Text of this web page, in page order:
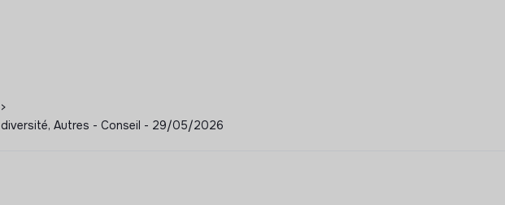
>
diversité, Autres - Conseil - 29/05/2026